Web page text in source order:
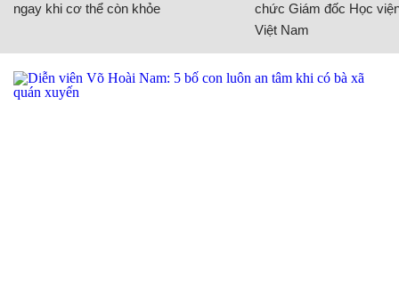
ngay khi cơ thể còn khỏe
chức Giám đốc Học
Việt Nam